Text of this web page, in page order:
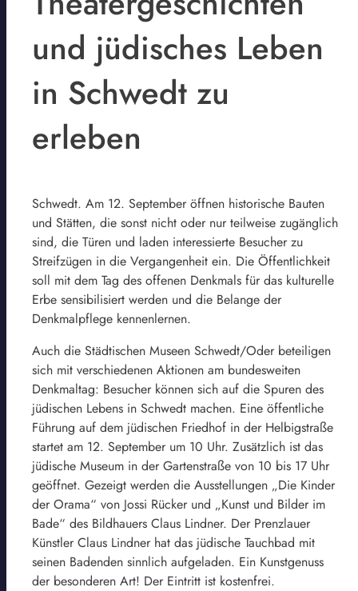
und jüdisches Leben
in Schwedt zu
erleben
Schwedt. Am 12. September öffnen historische Bauten
und Stätten, die sonst nicht oder nur teilweise zugänglich
sind, die Türen und laden interessierte Besucher zu
Streifzügen in die Vergangenheit ein. Die Öffentlichkeit
soll mit dem Tag des offenen Denkmals für das kulturelle
Erbe sensibilisiert werden und die Belange der
Denkmalpflege kennenlernen.
Auch die Städtischen Museen Schwedt/Oder beteiligen
sich mit verschiedenen Aktionen am bundesweiten
Denkmaltag: Besucher können sich auf die Spuren des
jüdischen Lebens in Schwedt machen. Eine öffentliche
Führung auf dem jüdischen Friedhof in der Helbigstraße
startet am 12. September um 10 Uhr. Zusätzlich ist das
jüdische Museum in der Gartenstraße von 10 bis 17 Uhr
geöffnet. Gezeigt werden die Ausstellungen „Die Kinder
der Orama“ von Jossi Rücker und „Kunst und Bilder im
Bade“ des Bildhauers Claus Lindner. Der Prenzlauer
Künstler Claus Lindner hat das jüdische Tauchbad mit
seinen Badenden sinnlich aufgeladen. Ein Kunstgenuss
der besonderen Art! Der Eintritt ist kostenfrei.